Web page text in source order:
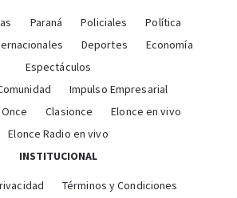
Paraná Policiales
Política
Deportes
Economía
Espectáculos
Impulso Empresarial
Clasionce
Elonce en vivo
Elonce Radio en vivo
INSTITUCIONAL
Términos y Condiciones